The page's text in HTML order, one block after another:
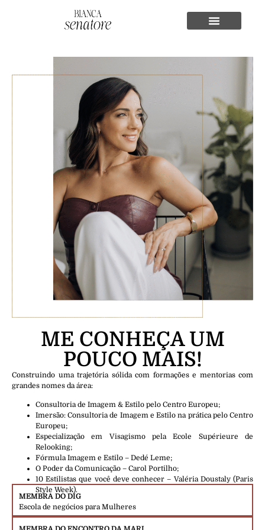
ME CONHEÇA UM
POUCO MAIS!
Construindo uma trajetória sólida com formações e mentorias com
grandes nomes da área:
Consultoria de Imagem & Estilo pelo Centro Europeu;
Imersão: Consultoria de Imagem e Estilo na prática pelo Centro
Europeu;
Especialização em Visagismo pela Ecole Supérieure de
Relooking;
Fórmula Imagem e Estilo – Dedé Leme;
O Poder da Comunicação – Carol Portilho;
10 Estilistas que você deve conhecer – Valéria Doustaly (Paris
Style Week).
MEMBRA DO DIG
Escola de negócios para Mulheres